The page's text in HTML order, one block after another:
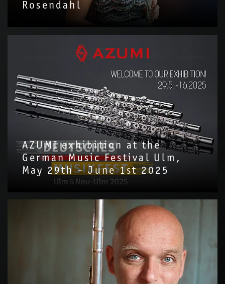
Rosendahl
AZUMI exhibition at the
German Music Festival Ulm,
May 29th – June 1st 2025